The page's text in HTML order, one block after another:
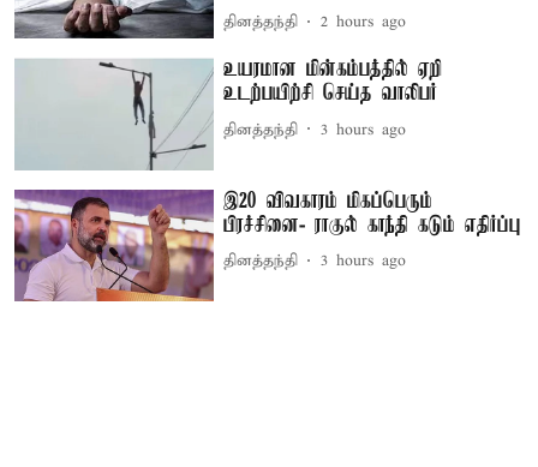
தினத்தந்தி 2 hours ago
உயரமான மின்கம்பத்தில் ஏறி
உடற்பயிற்சி செய்த வாலிபர்
தினத்தந்தி 3 hours ago
இ20 விவகாரம் மிகப்பெரும்
பிரச்சினை- ராகுல் காந்தி கடும் எதிர்ப்பு
தினத்தந்தி 3 hours ago